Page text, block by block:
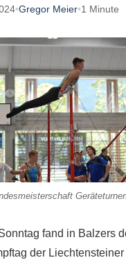
•Gregor Meier•1 Minute
fand in Balzers
der Liechtensteiner